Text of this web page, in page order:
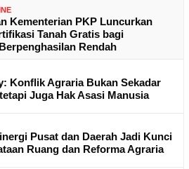
Kementerian PKP Luncurkan
Tanah Gratis bagi
Rendah
Konflik Agraria Bukan Sekadar
Juga Hak Asasi Manusia
Pusat dan Daerah Jadi Kunci
Ruang dan Reforma Agraria